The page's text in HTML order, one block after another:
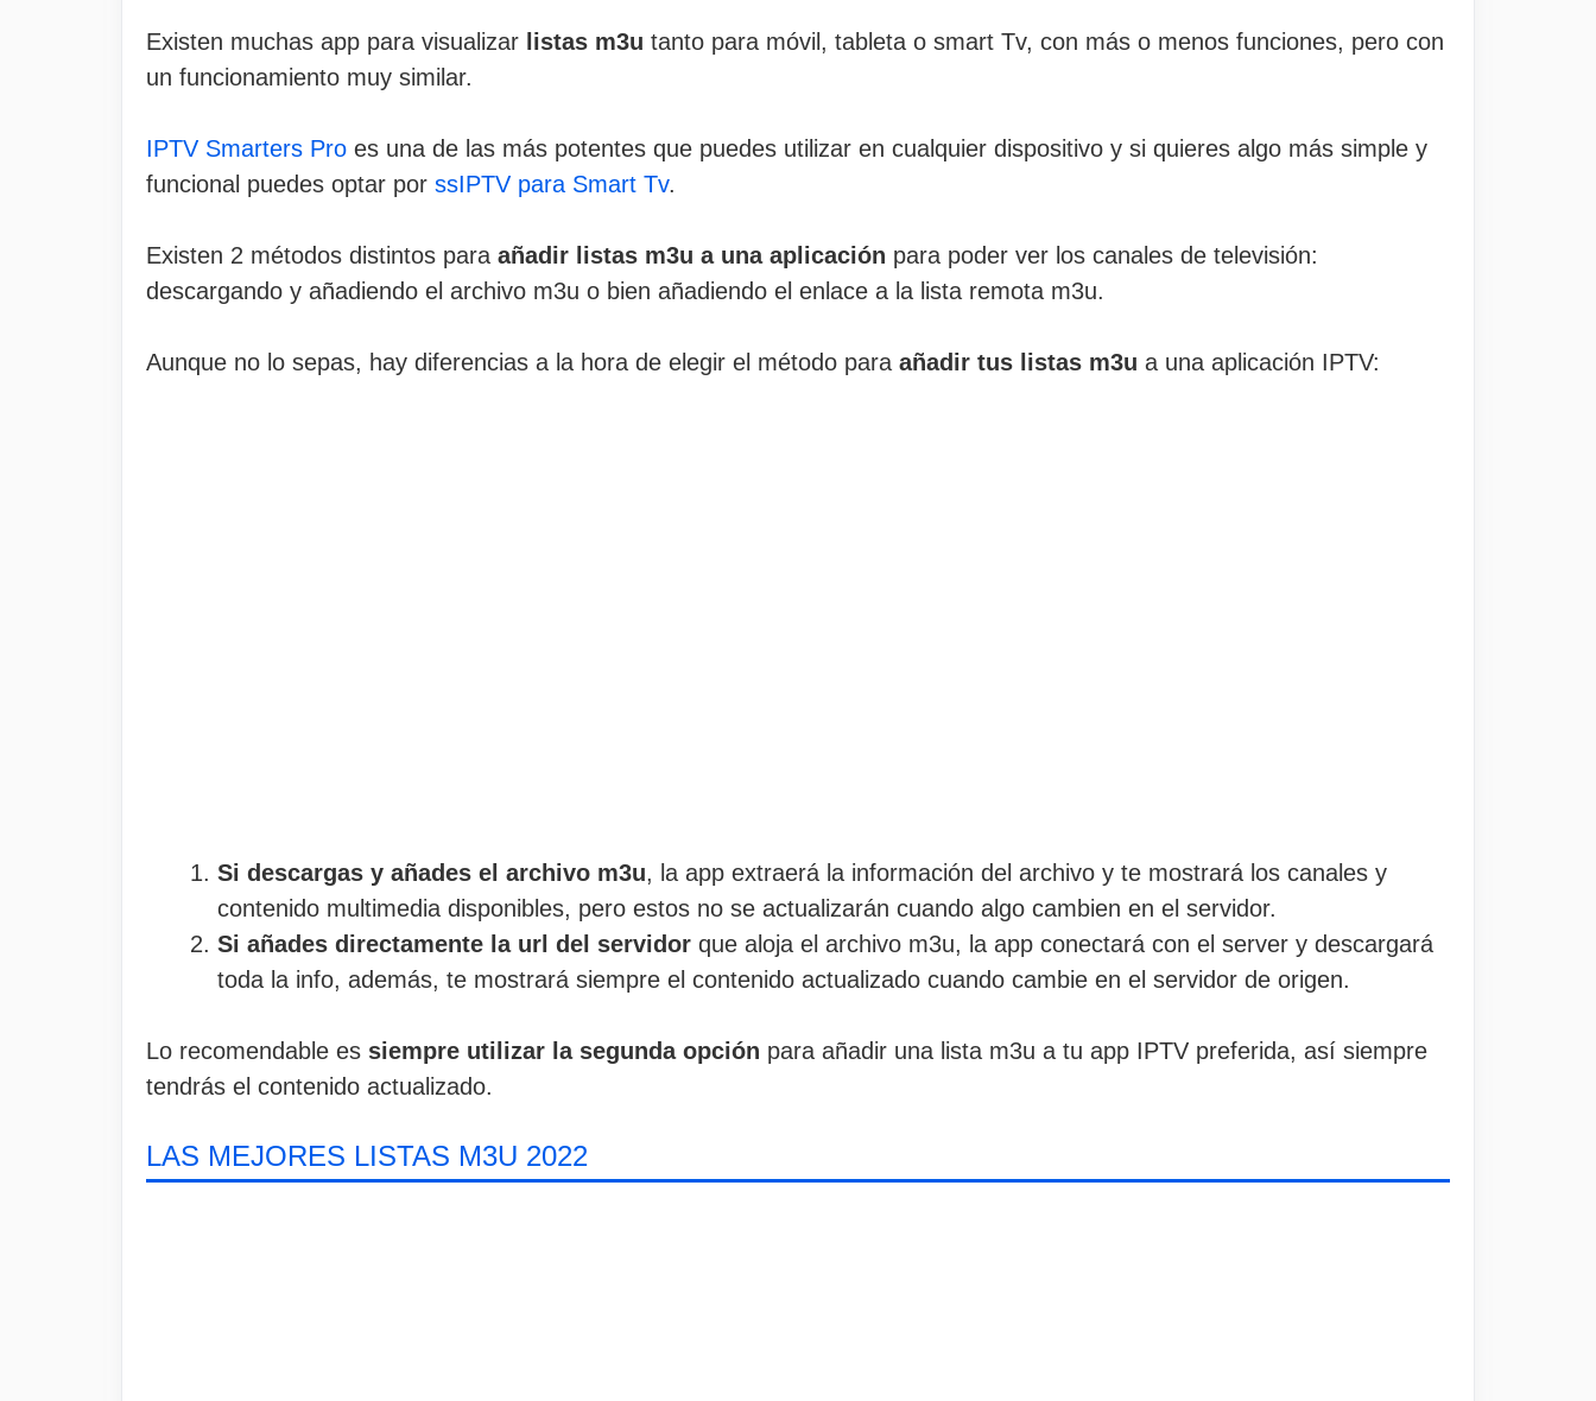
Existen muchas app para visualizar listas m3u tanto para móvil, tableta o smart Tv, con más o menos funciones, pero con
un funcionamiento muy similar.
IPTV Smarters Pro es una de las más potentes que puedes utilizar en cualquier dispositivo y si quieres algo más simple y
funcional puedes optar por ssIPTV para Smart Tv.
Existen 2 métodos distintos para añadir listas m3u a una aplicación para poder ver los canales de televisión:
descargando y añadiendo el archivo m3u o bien añadiendo el enlace a la lista remota m3u.
Aunque no lo sepas, hay diferencias a la hora de elegir el método para añadir tus listas m3u a una aplicación IPTV:
Si descargas y añades el archivo m3u, la app extraerá la información del archivo y te mostrará los canales y
contenido multimedia disponibles, pero estos no se actualizarán cuando algo cambien en el servidor.
Si añades directamente la url del servidor que aloja el archivo m3u, la app conectará con el server y descargará
toda la info, además, te mostrará siempre el contenido actualizado cuando cambie en el servidor de origen.
Lo recomendable es siempre utilizar la segunda opción para añadir una lista m3u a tu app IPTV preferida, así siempre
tendrás el contenido actualizado.
LAS MEJORES LISTAS M3U 2022